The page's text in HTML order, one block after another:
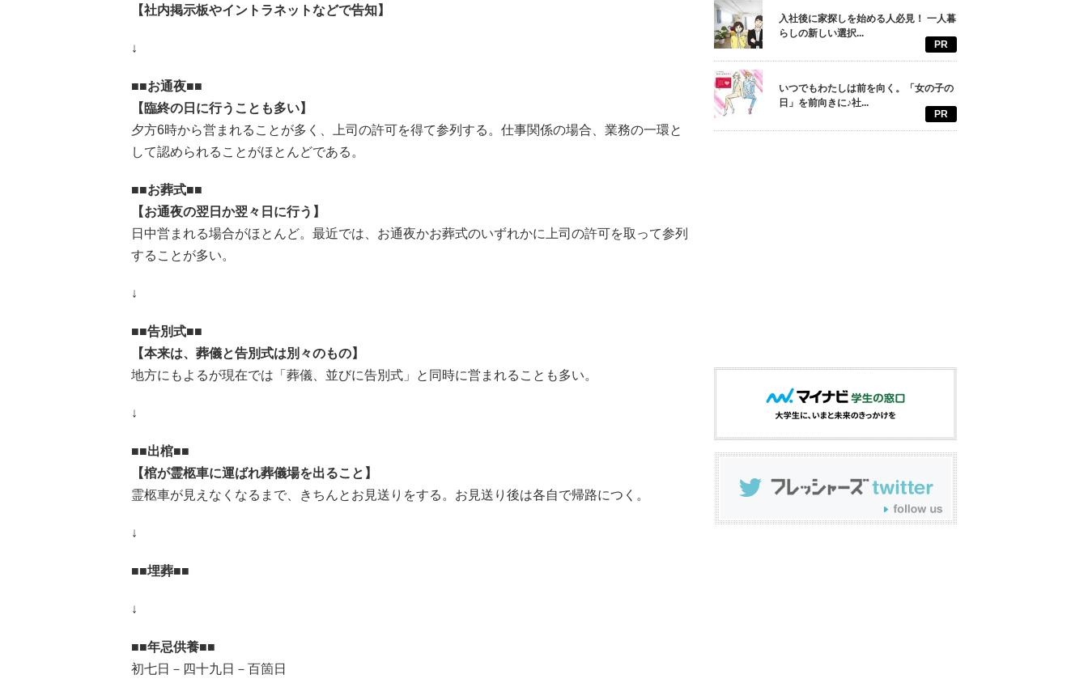
【社内掲示板やイントラネットなどで告知】
↓
■■お通夜■■
【臨終の日に行うことも多い】
夕方6時から営まれることが多く、上司の許可を得て参列する。仕事関係の場合、業務の一環と
して認められることがほとんどである。
■■お葬式■■
【お通夜の翌日か翌々日に行う】
日中営まれる場合がほとんど。最近では、お通夜かお葬式のいずれかに上司の許可を取って参列
することが多い。
↓
■■告別式■■
【本来は、葬儀と告別式は別々のもの】
地方にもよるが現在では「葬儀、並びに告別式」と同時に営まれることも多い。
↓
■■出棺■■
【棺が霊柩車に運ばれ葬儀場を出ること】
霊柩車が見えなくなるまで、きちんとお見送りをする。お見送り後は各自で帰路につく。
↓
■■埋葬■■
↓
■■年忌供養■■
初七日－四十九日－百箇日
入社後に家探しを始める人必見！ 一人暮
らしの新しい選択...
PR
いつでもわたしは前を向く。「女の子の
日」を前向きに♪社...
PR